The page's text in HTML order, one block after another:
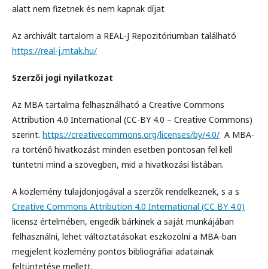
alatt nem fizetnek és nem kapnak díjat
Az archivált tartalom a REAL-J Repozitóriumban található
https://real-j.mtak.hu/
Szerzői jogi nyilatkozat
Az MBA tartalma felhasználható a Creative Commons
Attribution 4.0 International (CC-BY 4.0 – Creative Commons)
szerint. https://creativecommons.org/licenses/by/4.0/ A MBA-
ra történő hivatkozást minden esetben pontosan fel kell
tüntetni mind a szövegben, mid a hivatkozási listában.
A közlemény tulajdonjogával a szerzők rendelkeznek, s a s
Creative Commons Attribution 4.0 International (CC BY 4.0)
licensz értelmében, engedik bárkinek a saját munkájában
felhasználni, lehet változtatásokat eszközölni a MBA-ban
megjelent közlemény pontos bibliográfiai adatainak
feltüntetése mellett.